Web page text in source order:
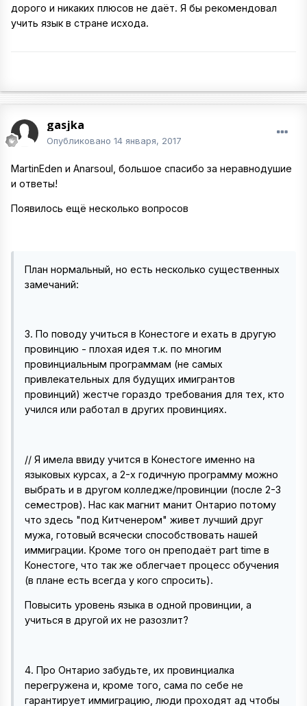
дорого и никаких плюсов не даёт. Я бы рекомендовал
учить язык в стране исхода.
gasjka
Опубликовано 14 января, 2017
MartinEden и Anarsoul, большое спасибо за неравнодушие
и ответы!
Появилось ещё несколько вопросов
План нормальный, но есть несколько существенных
замечаний:
3. По поводу учиться в Конестоге и ехать в другую
провинцию - плохая идея т.к. по многим
провинциальным программам (не самых
привлекательных для будущих имигрантов
провинций) жестче гораздо требования для тех, кто
учился или работал в других провинциях.
// Я имела ввиду учится в Конестоге именно на
языковых курсах, а 2-х годичную программу можно
выбрать и в другом колледже/провинции (после 2-3
семестров). Нас как магнит манит Онтарио потому
что здесь "под Китченером" живет лучший друг
мужа, готовый всячески способствовать нашей
иммиграции. Кроме того он преподаёт part time в
Конестоге, что так же облегчает процесс обучения
(в плане есть всегда у кого спросить).
Повысить уровень языка в одной провинции, а
учиться в другой их не разозлит?
4. Про Онтарио забудьте, их провинциалка
перегружена и, кроме того, сама по себе не
гарантирует иммиграцию, люди проходят ад чтобы